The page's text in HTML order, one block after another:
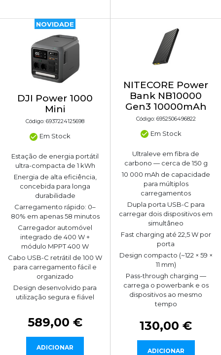
NOVIDADE
DJI Power 1000
Mini
Código: 6937224125698
Em Stock
Estação de energia portátil
ultra-compacta de 1 kWh
Energia de alta eficiência,
concebida para longa
durabilidade
Carregamento rápido: 0–
80% em apenas 58 minutos
Carregador automóvel
integrado de 400 W +
módulo MPPT 400 W
Cabo USB-C retrátil de 100 W
para carregamento fácil e
organizado
Design desenvolvido para
utilização segura e fiável
589,00 €
ADICIONAR
NITECORE Power
Bank NB10000
Gen3 10000mAh
Código: 6952506496822
Em Stock
Ultraleve em fibra de
carbono — cerca de 150 g
10 000 mAh de capacidade
para múltiplos
carregamentos
Dupla porta USB-C para
carregar dois dispositivos em
simultâneo
Fast charging até 22,5 W por
porta
Design compacto (~122 × 59 ×
11 mm)
Pass-through charging —
carrega o powerbank e os
dispositivos ao mesmo
tempo
130,00 €
ADICIONAR